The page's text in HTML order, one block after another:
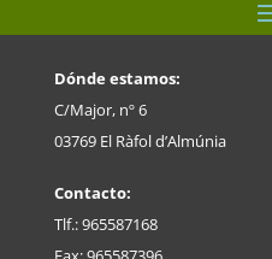
Dónde estamos:
C/Major, nº 6
03769 El Ràfol d’Almúnia
Contacto:
Tlf.: 965587168